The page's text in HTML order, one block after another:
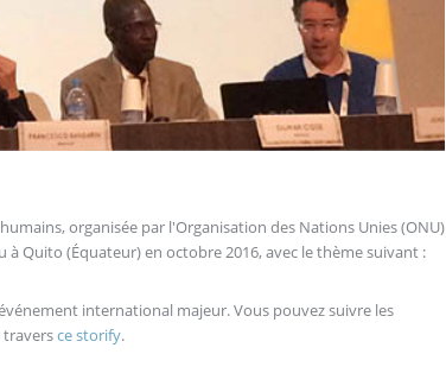
organisée par l'Organisation des Nations Unies (ONU)
Quito (Équateur) en octobre 2016, avec le thème suivant :
international majeur. Vous pouvez suivre les
traversce storify.